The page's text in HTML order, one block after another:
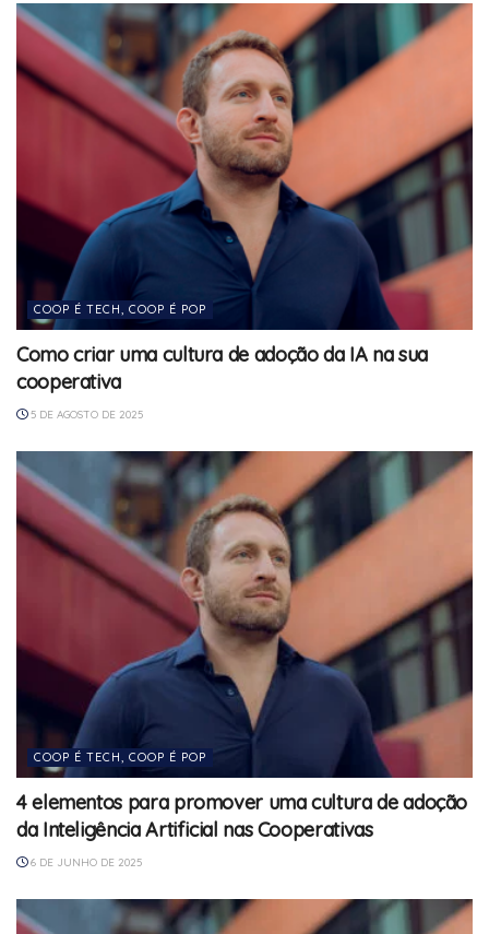
COOP É TECH, COOP É POP
Como criar uma cultura de adoção da IA na sua
cooperativa
5 DE AGOSTO DE 2025
COOP É TECH, COOP É POP
4 elementos para promover uma cultura de adoção
da Inteligência Artificial nas Cooperativas
6 DE JUNHO DE 2025